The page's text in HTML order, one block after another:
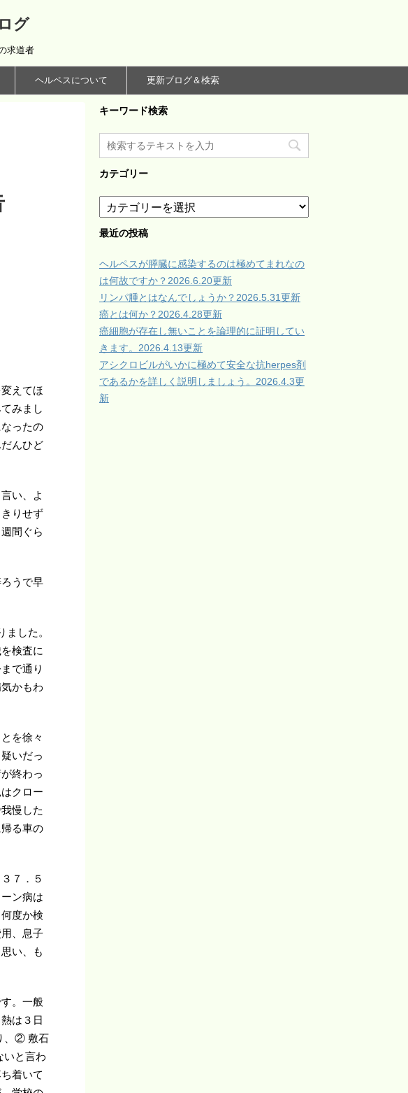
グ
求道者
ヘルペスについて 更新ブログ＆検索
えてほ
みまし
ったの
んひど
い、よ
りせず
間ぐら
うで早
した。
検査に
で通り
かもわ
を徐々
いだっ
終わっ
クロー
慢した
る車の
７．５
ン病は
度か検
、息子
い、も
。一般
は３日
、② 敷石
いと言わ
着いて
キーワード検索
カテゴリー
テ
ゴ
ー
最近の投稿
ヘルペスが膵臓に感染するのは極めてまれなの
は何故ですか？2026.6.20更新
リンパ腫とはなんでしょうか？2026.5.31更新
癌とは何か？2026.4.28更新
癌細胞が存在し無いことを論理的に証明してい
きます。2026.4.13更新
アシクロビルがいかに極めて安全な抗herpes剤
であるかを詳しく説明しましょう。2026.4.3更
新